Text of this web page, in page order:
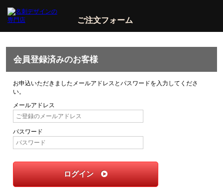
ご注文フォーム
会員登録済みのお客様
お申込いただきましたメールアドレスとパスワードを入力してくださ
い。
メールアドレス
パスワード
ログイン